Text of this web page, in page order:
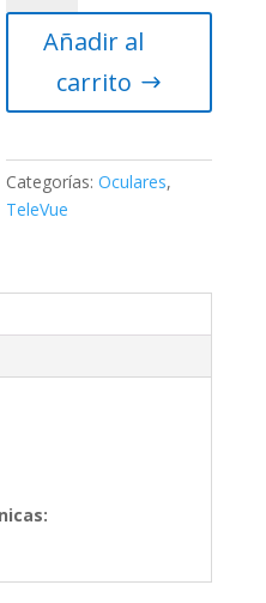
Plössl
15mm
cantidad
Añadir al
carrito
Categorías:Oculares,
TeleVue